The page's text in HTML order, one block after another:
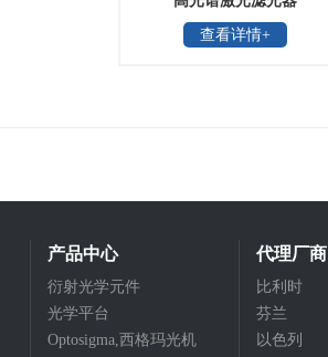
查看详情+
产品中心
衍射光学元件
光学平台
Optosigma,西格玛光机
代理厂商
比利时
芬兰
以色列